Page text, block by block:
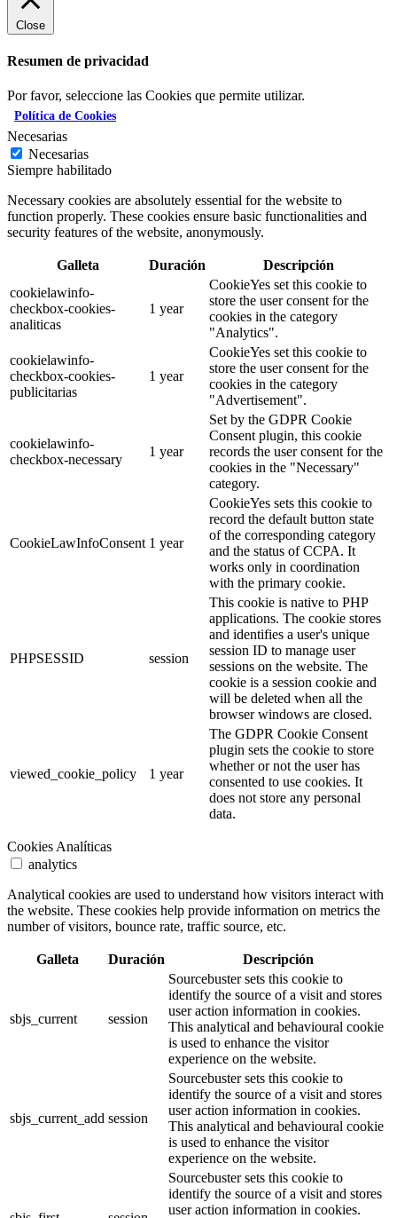
Close
Resumen de privacidad
Por favor, seleccione las Cookies que permite utilizar.
Política de Cookies
Necesarias
Necesarias
Siempre habilitado
Necessary cookies are absolutely essential for the website to
function properly. These cookies ensure basic functionalities and
security features of the website, anonymously.
Galleta Duración
Descripción
cookielawinfo-
checkbox-cookies-
analiticas
1 year
CookieYes set this cookie to
store the user consent for the
cookies in the category
"Analytics".
cookielawinfo-
checkbox-cookies-
publicitarias
1 year
CookieYes set this cookie to
store the user consent for the
cookies in the category
"Advertisement".
cookielawinfo-
checkbox-necessary
1 year
Set by the GDPR Cookie
Consent plugin, this cookie
records the user consent for the
cookies in the "Necessary"
category.
CookieLawInfoConsent 1 year
CookieYes sets this cookie to
record the default button state
of the corresponding category
and the status of CCPA. It
works only in coordination
with the primary cookie.
PHPSESSID session
This cookie is native to PHP
applications. The cookie stores
and identifies a user's unique
session ID to manage user
sessions on the website. The
cookie is a session cookie and
will be deleted when all the
browser windows are closed.
viewed_cookie_policy 1 year
The GDPR Cookie Consent
plugin sets the cookie to store
whether or not the user has
consented to use cookies. It
does not store any personal
data.
Cookies Analíticas
analytics
Analytical cookies are used to understand how visitors interact with
the website. These cookies help provide information on metrics the
number of visitors, bounce rate, traffic source, etc.
Galleta Duración Descripción
sbjs_current session
Sourcebuster sets this cookie to
identify the source of a visit and stores
user action information in cookies.
This analytical and behavioural cookie
is used to enhance the visitor
experience on the website.
sbjs_current_add session
Sourcebuster sets this cookie to
identify the source of a visit and stores
user action information in cookies.
This analytical and behavioural cookie
is used to enhance the visitor
experience on the website.
Sourcebuster sets this cookie to
identify the source of a visit and stores
user action information in cookies.